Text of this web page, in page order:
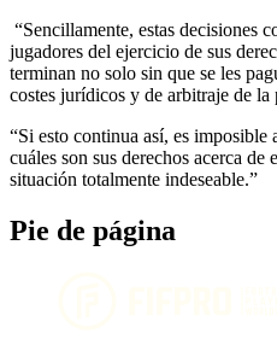
“Sencillamente, estas decisiones
jugadores del ejercicio de sus
terminan no solo sin que se les
costes jurídicos y de arbitraje de la
“Si esto continua así, es imposible
cuáles son sus derechos acerca de
situación totalmente indeseable.”
Pie de página